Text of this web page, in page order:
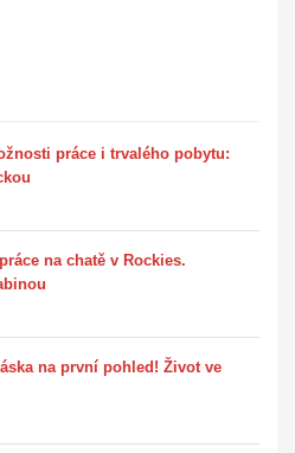
práce i trvalého pobytu:
na chatě v Rockies.
na první pohled! Život ve